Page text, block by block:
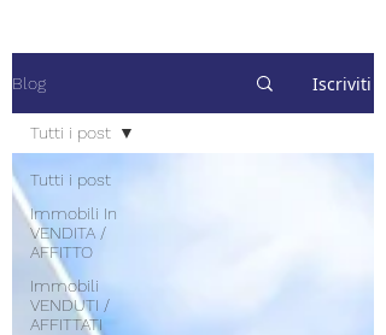
Blog Iscriviti
Tutti i post
Immobili In
VENDITA /
AFFITTO
Immobili
VENDUTI /
AFFITTATI
Tutti i post